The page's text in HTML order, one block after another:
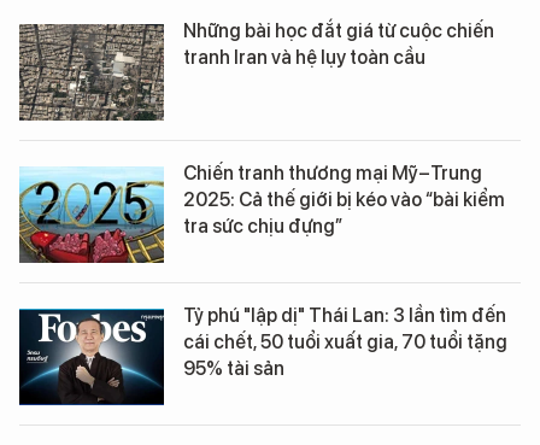
Những bài học đắt giá từ cuộc chiến
tranh Iran và hệ lụy toàn cầu
Chiến tranh thương mại Mỹ–Trung
2025: Cả thế giới bị kéo vào “bài kiểm
tra sức chịu đựng”
Tỷ phú "lập dị" Thái Lan: 3 lần tìm đến
cái chết, 50 tuổi xuất gia, 70 tuổi tặng
95% tài sản